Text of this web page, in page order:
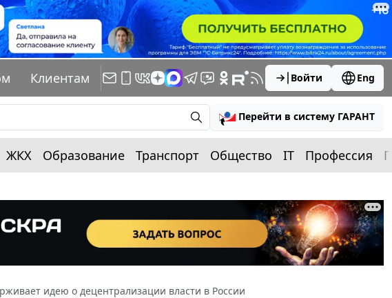
Клиентам Войти Eng
Перейти в систему ГАРАНТ
ЖКХ Образование Транспорт Общество IT Профессия
идею о децентрализации власти в России